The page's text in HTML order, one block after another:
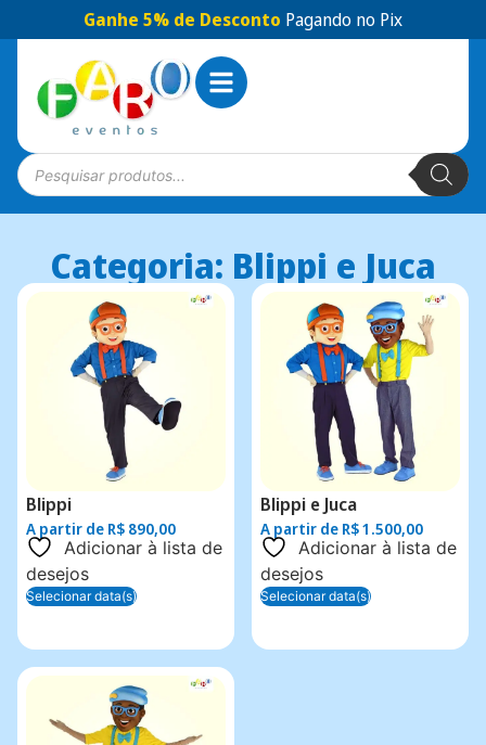
Ganhe 5% de Desconto Pagando no Pix
Categoria: Blippi e Juca
Blippi
A partir de R$ 890,00
Adicionar à lista de
desejos
Selecionar data(s)
Blippi e Juca
A partir de R$1.500,00
Adicionar à lista de
desejos
Selecionar data(s)